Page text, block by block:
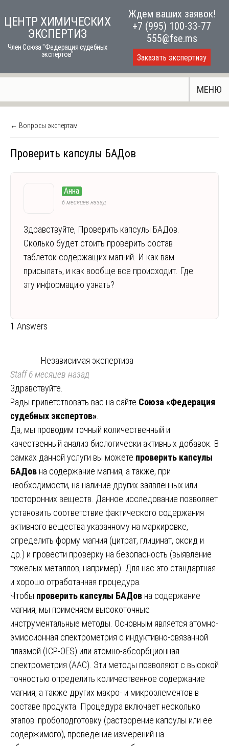
toЦЕНТР ХИМИЧЕСКИХ
ЭКСПЕРТИЗ
Член Союза "Федерация судебных
экспертов"
Ждем ваших заявок!
+7 (995) 100-33-77
555@fse.ms
Заказать экспертизу
МЕНЮ
← Вопросы экспертам
Проверить капсулы БАДов
Анна
6 месяцев назад
Здравствуйте, Проверить капсулы БАДов.
Сколько будет стоить проверить состав
таблеток содержащих магний. И как вам
присылать, и как вообще все происходит. Где
эту информацию узнать?
1 Answers
Независимая экспертиза
Staff6 месяцев назад
Здравствуйте.
Рады приветствовать вас на сайте Союза «Федерация
судебных экспертов»
Да, мы проводим точный количественный и
качественный анализ биологически активных добавок. В
рамках данной услуги вы можете проверить капсулы
БАДов на содержание магния, а также, при
необходимости, на наличие других заявленных или
посторонних веществ. Данное исследование позволяет
установить соответствие фактического содержания
активного вещества указанному на маркировке,
определить форму магния (цитрат, глицинат, оксид и
др.) и провести проверку на безопасность (выявление
тяжелых металлов, например). Для нас это стандартная
и хорошо отработанная процедура.
Чтобы проверить капсулы БАДов на содержание
магния, мы применяем высокоточные
инструментальные методы. Основным является атомно-
эмиссионная спектрометрия с индуктивно-связанной
плазмой (ICP-OES) или атомно-абсорбционная
спектрометрия (ААС). Эти методы позволяют с высокой
точностью определить количественное содержание
магния, а также других макро- и микроэлементов в
составе продукта. Процедура включает несколько
этапов: пробоподготовку (растворение капсулы или ее
содержимого), проведение измерений на